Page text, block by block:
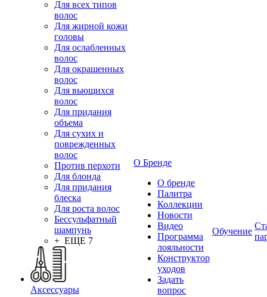
Для всех типов
волос
Для жирной кожи
головы
Для ослабленных
волос
Для окрашенных
волос
Для вьющихся
волос
Для придания
объема
Для сухих и
поврежденных
волос
Против перхоти
Для блонда
Для придания
блеска
Для роста волос
Бессульфатный
шампунь
+ ЕЩЕ 7
Аксессуары
О Бренде
О бренде
Палитра
Коллекции
Новости
Видео
Программа
лояльности
Конструктор
уходов
Задать
вопрос
Обучение